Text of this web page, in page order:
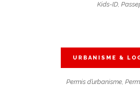
Kids-ID,
URBANISME &
Permis d’urbanisme,